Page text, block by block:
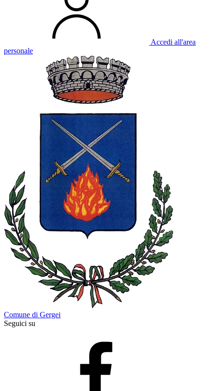
Accedi all'area
personale
Comune di Gergei
Seguici su